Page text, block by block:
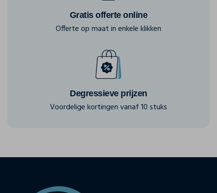
Gratis offerte online
Offerte op maat in enkele klikken
Degressieve prijzen
Voordelige kortingen vanaf 10 stuks